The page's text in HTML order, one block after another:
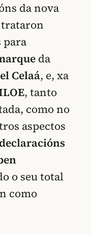
da nova
para
da
Celaá, e, xa
, tanto
como no
aspectos
o seu total
como